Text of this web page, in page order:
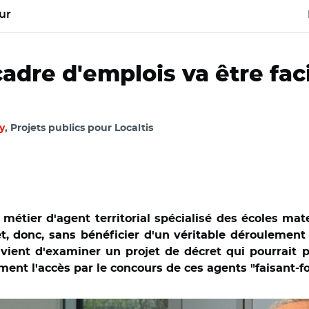
d'emplois va être
, Projets publics pour Localtis
d'agent territorial spécialisé des écoles
donc, sans bénéficier d'un véritable
d'examiner un projet de décret qui pourrait
l'accès par le concours de ces agents "faisant-